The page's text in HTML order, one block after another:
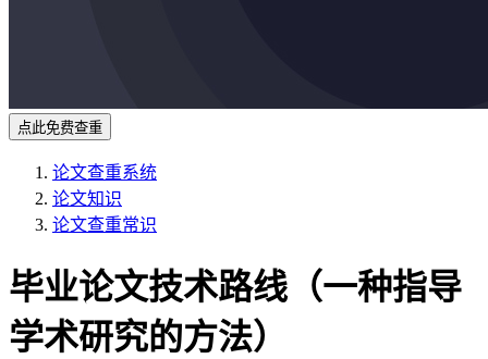
点此免费查重
论文查重系统
论文知识
论文查重常识
毕业论文技术路线（一种指导
学术研究的方法）